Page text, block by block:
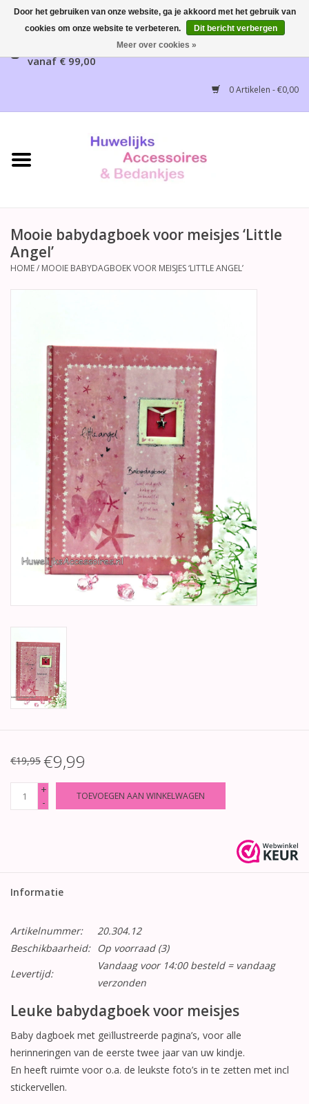
Gratis verzending mogelijk, NL vanaf € 65,00, België
vanaf € 99,00
0 Artikelen - €0,00
Home
Bruidsaccessoires
Huwelijksreceptie
Jubileum
Geboorte, Doop en
Communie
Mooie babydagboek voor meisjes ‘Little
Angel’
HOME/ MOOIE BABYDAGBOEK VOOR MEISJES ‘LITTLE ANGEL’
€19,95 €9,99
+
-
TOEVOEGEN AAN WINKELWAGEN
Informatie
Artikelnummer:
20.304.12
Beschikbaarheid:
Op voorraad(3)
Levertijd:
Vandaag voor 14:00 besteld = vandaag
verzonden
Leuke babydagboek voor meisjes
Baby dagboek met geïllustreerde pagina’s, voor alle
herinneringen van de eerste twee jaar van uw kindje.
En heeft ruimte voor o.a. de leukste foto’s in te zetten met incl
stickervellen.
Door het gebruiken van onze website, ga je akkoord met het gebruik van
cookies om onze website te verbeteren.
Dit bericht verbergen
Meer over cookies »